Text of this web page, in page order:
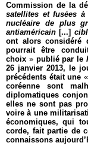
Commission de la
satellites et fusées
nucléaire de plus
antiaméricain [...]
ont alors considéré
pourrait être
choix » publié par le
26 janvier 2013, le
précédents était une «
coréenne sont
diplomatiques
elles ne sont pas
voire à une
économiques, qui
corde, fait partie de
connaissons